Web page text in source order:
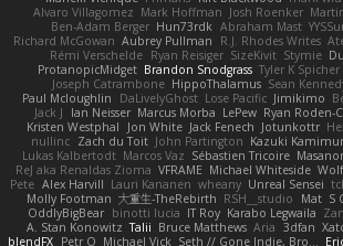
Alvaro Villagomez Mark Hoffman Josh Roenker
Ben-Adam Berger Hun73rdk Abraham Mast
Richard McGowan Aubrey Pullman R.J. Rhodes Writes
Rémi Verschelde Ryan Reisiger SizeKivit Stymie
ProtanopicMidget Brandon Snodgrass Tyler K Spicher
Joseph Catrambone HippoThalamus Sean
Paul Mcloughlin
DaLivelyGhost Lose Pacific Jimikimo
Jack J
Ian Neisser Marcus Morba LePew Ryan Roden-
Kristen Westphal
Jon White Jack Fenech Jotunkottr
nullinc Zach du Toit John Partington Kazuki
Lukas Kalbertodt Marcos Vaz Sébastien Tricoire
ReJ aka Renaldas Zioma VFRAME Michael Whiteside
Pete Alex Harvill Lauri Kananen wheany Unreal Sensei
Molly Footman 大重生-TheRebirth RSH__studio Mat S
OddlyBigBear binotti lucia IT Roy Karabo Legwaila
A. Stan Konowitz Talii Bruce Matthews Aria 3dfan
blendFX Petr O Michael Vick Seth // Gone Indie, Bro...